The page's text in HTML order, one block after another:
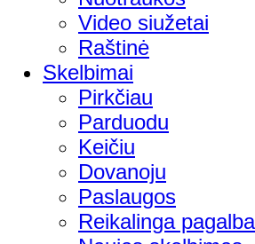
Video siužetai
Raštinė
Skelbimai
Pirkčiau
Parduodu
Keičiu
Dovanoju
Paslaugos
Reikalinga pagalba